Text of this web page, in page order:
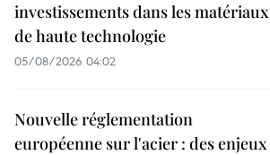
investissements dans les matériaux
de haute technologie
05/08/2026 04:02
Nouvelle réglementation
européenne sur l'acier : des enjeux